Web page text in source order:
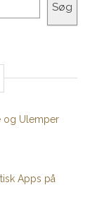
Søg
og Ulemper
Apps på